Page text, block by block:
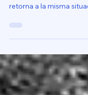
Por ahora se suspende
retorna a la misma
la furia épica.